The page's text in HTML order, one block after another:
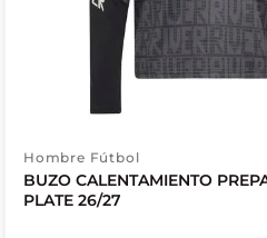
Hombre Fútbol
BUZO CALENTAMIENTO
PLATE 26/27